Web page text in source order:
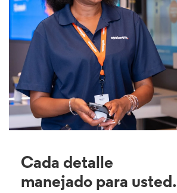
Cada detalle
manejado para usted.